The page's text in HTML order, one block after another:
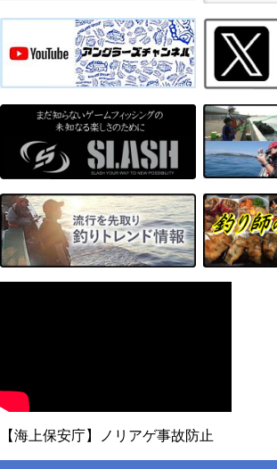
【海上保安庁】ノリアゲ事故防止